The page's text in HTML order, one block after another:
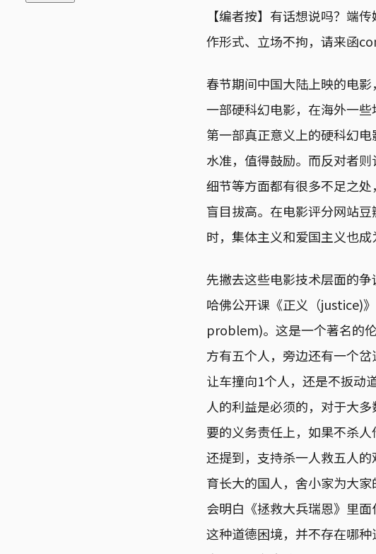
【编者按】有话想说吗？
作形式、立场不拘，请来函
春节期间中国大陆上映的电
一部硬科幻电影，在海外一
第一部真正意义上的硬科幻
水准，值得鼓励。而反对者
细节等方面都有很多不足之
盲目拔高。在电影评分网站
时，集体主义和爱国主义也成
先撇去这些电影技术层面的
哈佛公开课《正义（justice)
problem)。这是一个著名的
方有五个人，旁边还有一个
让车撞向1个人，还是不扳动
人的利益是必须的，对于大
要的义务责任上，如果不杀
还提到，支持杀一人救五人
育长大的国人，舍小家为大
会明白《拯救大兵瑞恩》里
这种道德困境，并不存在哪